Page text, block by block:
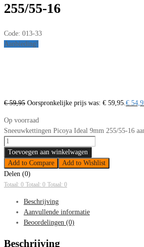
255/55-16
Code: 013-33
Aanbieding!
€59,95 Oorspronkelijke prijs was: € 59,95. €
Op voorraad
Sneeuwkettingen Picoya Ideal 9mm 255/55-16
Toevoegen aan winkelwagen
Add to Compare
Add to Wishlist
Delen (0)
Totaal: 0 Totaal: 0 Totaal: 0
Beschrijving
Aanvullende informatie
Beoordelingen (0)
Beschrijving